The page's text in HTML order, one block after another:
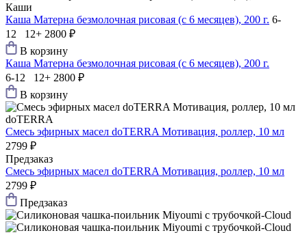
Каши
Каша Матерна безмолочная рисовая (с 6 месяцев), 200 г. 6-
12 12+ 2800 ₽
В корзину
Каша Матерна безмолочная рисовая (с 6 месяцев), 200 г.
6-12 12+ 2800 ₽
В корзину
doTERRA
Смесь эфирных масел doTERRA Мотивация, роллер, 10 мл
2799 ₽
Предзаказ
Смесь эфирных масел doTERRA Мотивация, роллер, 10 мл
2799 ₽
Предзаказ